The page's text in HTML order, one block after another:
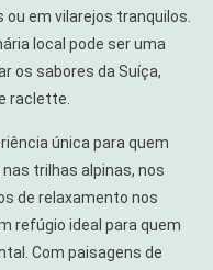
em vilarejos tranquilos.
local pode ser uma
os sabores da Suíça,
raclette.
única para quem
trilhas alpinas, nos
de relaxamento nos
refúgio ideal para quem
Com paisagens de